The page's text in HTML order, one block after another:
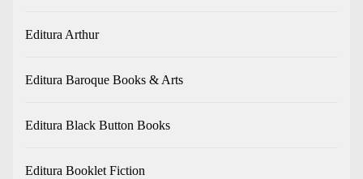
Editura Arthur
Editura Baroque Books & Arts
Editura Black Button Books
Editura Booklet Fiction